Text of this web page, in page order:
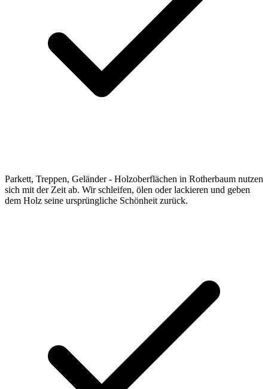
Parkett, Treppen, Geländer - Holzoberflächen in Rotherbaum nutzen
sich mit der Zeit ab. Wir schleifen, ölen oder lackieren und geben
dem Holz seine ursprüngliche Schönheit zurück.